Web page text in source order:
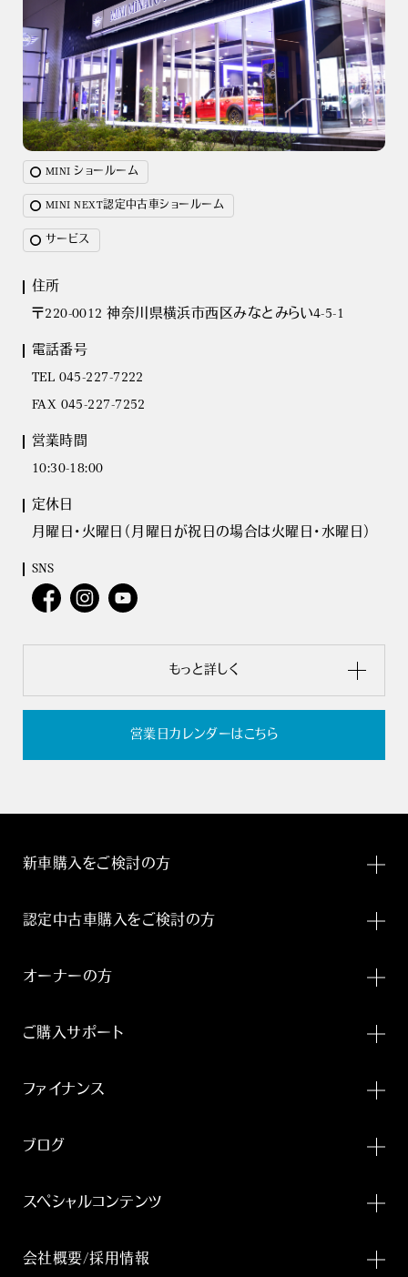
MINI ショールーム
MINI NEXT認定中古車ショールーム
サービス
住所
〒220-0012 神奈川県横浜市西区みなとみらい4-5-1
電話番号
TEL 045-227-7222
FAX 045-227-7252
営業時間
10:30-18:00
定休日
月曜日･火曜日（月曜日が祝日の場合は火曜日･水曜日）
SNS
もっと詳しく
営業日カレンダーはこちら
新車購入をご検討の方
認定中古車購入をご検討の方
オーナーの方
ご購入サポート
ファイナンス
ブログ
スペシャルコンテンツ
会社概要/採用情報